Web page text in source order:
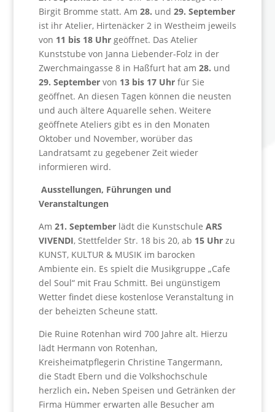
Birgit Bromme statt. Am 28. und 29. September
ist ihr Atelier, Hirtenäcker 2 in Westheim jeweils
von 11 bis 18 Uhrgeöffnet. Das Atelier
Kunststube von Janna Liebender-Folz in der
Zwerchmaingasse 8 in Haßfurt hat am 28. und
29. Septembervon 13 bis 17 Uhrfür Sie
geöffnet. An diesen Tagen können die neusten
und auch ältere Aquarelle sehen. Weitere
geöffnete Ateliers gibt es in den Monaten
Oktober und November, worüber das
Landratsamt zu gegebener Zeit wieder
informieren wird.
Ausstellungen, Führungen und
Veranstaltungen
Am 21. September lädt die Kunstschule ARS
VIVENDI, Stettfelder Str. 18 bis 20, ab 15 Uhr zu
KUNST, KULTUR & MUSIK im barocken
Ambiente ein. Es spielt die Musikgruppe „Cafe
del Soul“ mit Frau Schmitt. Bei ungünstigem
Wetter findet diese kostenlose Veranstaltung in
der beheizten Scheune statt.
Die Ruine Rotenhan wird 700 Jahre alt. Hierzu
lädt Hermann von Rotenhan,
Kreisheimatpflegerin Christine Tangermann,
die Stadt Ebern und die Volkshochschule
herzlich ein. Neben Speisen und Getränken der
Firma Hümmer erwarten alle Besucher am